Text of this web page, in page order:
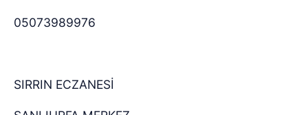
05073989976
SIRRIN ECZANESİ